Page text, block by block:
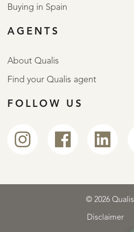
Buying in Spain
AGENTS
About Qualis
Find your Qualis agent
FOLLOW US
© 2026 Qualis
Disclaimer